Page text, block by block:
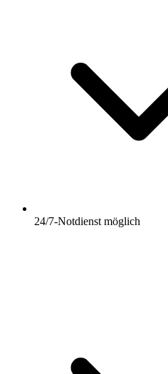
24/7-Notdienst möglich